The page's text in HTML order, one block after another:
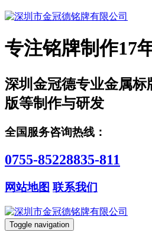
专注铭牌制作17
深圳金冠德专业金属标
版等制作与研发
全国服务咨询热线：
0755-85228835-811
网站地图 联系我们
Toggle navigation